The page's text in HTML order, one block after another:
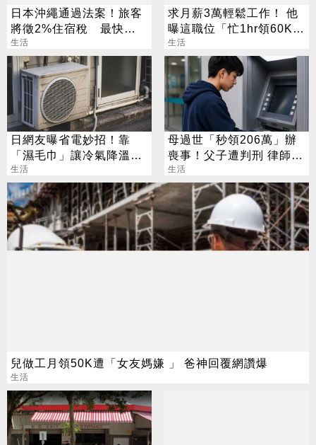
日本沖繩通過法案！旅客
將徵2%住宿稅 最快
2026年上路
生活
求月薪3萬輕鬆工作！ 他
曝這職位「忙1hr領60K」
網瘋問：在哪
生活
日網友曝省電妙招！靠
「濕毛巾」讓冷氣降溫
空調業者：不建議
生活
母過世「秒領206萬」辦
喪事！父子遭判刑 律師：
搶錢先下手是罪
生活
兒做工月領50K遭「女友媽嫌 」 爸神回覆網讚爆
生活